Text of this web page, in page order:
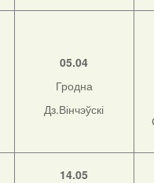
05.04
Гродна
Дз.Вінчэўскі
14.05